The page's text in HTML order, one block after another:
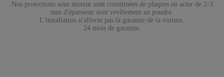
Nos protections sous moteur sont constituées de plaques en acier de 2-3
mm d'épaisseur avec revêtement en poudre.
L'installation n'affecte pas la garantie de la voiture.
24 mois de garantie.